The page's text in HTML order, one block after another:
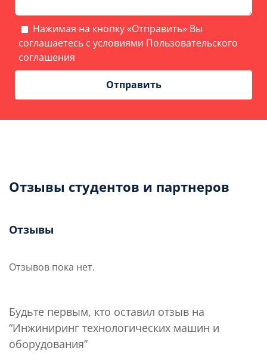
Нажимая на кнопку «Отправить» Вы
соглашаетесь с условиями Пользовательского
соглашения
Отзывы студентов и партнеров
Отзывы
Отзывов пока нет.
Будьте первым, кто оставил отзыв на
“Инжиниринг технологических машин и
оборудования”